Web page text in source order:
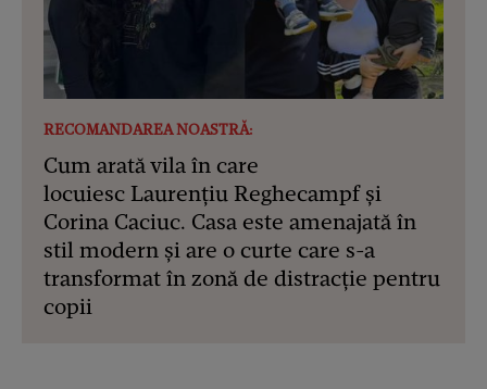
RECOMANDAREA NOASTRĂ:
Cum arată vila în care
locuiesc Laurențiu Reghecampf și
Corina Caciuc. Casa este amenajată în
stil modern și are o curte care s-a
transformat în zonă de distracție pentru
copii